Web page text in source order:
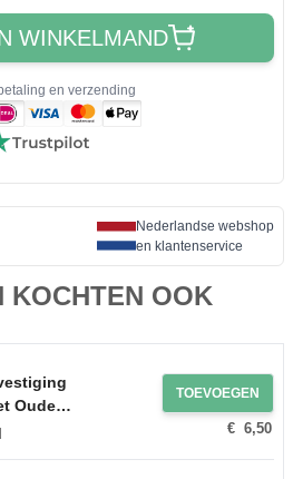
WINKELMAND
en verzending
Nederlandse webshop
en klantenservice
KOCHTEN OOK
Oude
TOEVOEGEN
€ 6,50